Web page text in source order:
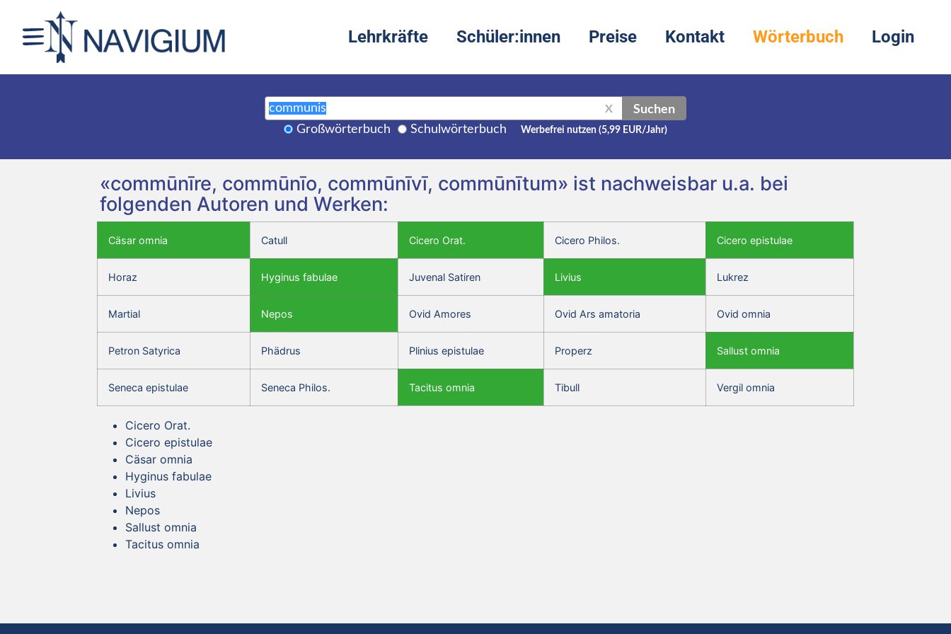
Lehrkräfte Schüler:innen Preise Kontakt Wörterbuch Login
X Suchen
Großwörterbuch Schulwörterbuch Werbefrei nutzen (5,99 EUR/Jahr)
«commūnīre, commūnīo, commūnīvī, commūnītum» ist nachweisbar u.a. bei
folgenden Autoren und Werken:
Cäsar omnia Catull Cicero Orat. Cicero Philos. Cicero epistulae
Horaz Hyginus fabulae Juvenal Satiren Livius Lukrez
Martial Nepos Ovid Amores Ovid Ars amatoria Ovid omnia
Petron Satyrica Phädrus Plinius epistulae Properz Sallust omnia
Seneca epistulae Seneca Philos. Tacitus omnia Tibull Vergil omnia
Cicero Orat.
Cicero epistulae
Cäsar omnia
Hyginus fabulae
Livius
Nepos
Sallust omnia
Tacitus omnia